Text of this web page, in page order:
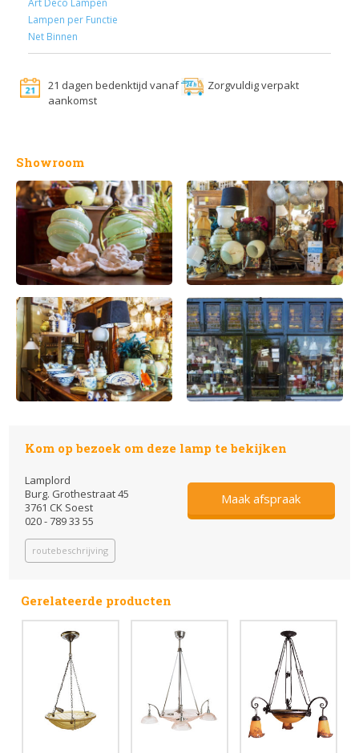
Art Deco Lampen
Lampen per Functie
Net Binnen
21 dagen bedenktijd vanaf
aankomst
Zorgvuldig verpakt
Showroom
Kom op bezoek om deze lamp te bekijken
Lamplord
Burg. Grothestraat 45
3761 CK Soest
020 - 789 33 55
routebeschrijving
Maak afspraak
Gerelateerde producten